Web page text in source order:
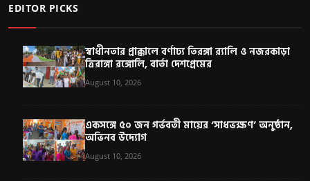
EDITOR PICKS
স্বাধীনতার প্রাক্কালে বর্ণাঢ্য তিরঙ্গা র‍্যালি ও নজরকাড়া
ত্রিরাঙ্গা রঙ্গোলি, বার্তা দেশপ্রেমের
August 10, 2026
একসঙ্গে ৫০ জন গর্ভবতী মায়ের ‘সাধভক্ষণ’ অনুষ্ঠান,
অভিনব উদ্যোগ
August 10, 2026